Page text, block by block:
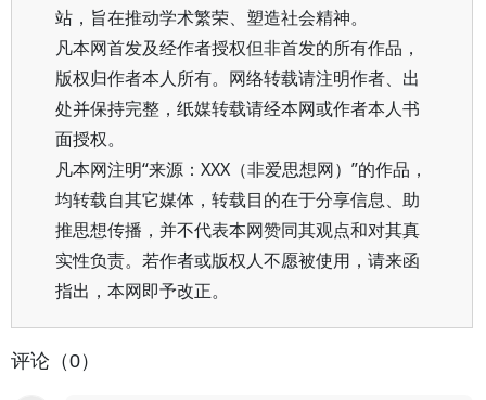
站，旨在推动学术繁荣、塑造社会精神。
凡本网首发及经作者授权但非首发的所有作品，
版权归作者本人所有。网络转载请注明作者、出
处并保持完整，纸媒转载请经本网或作者本人书
面授权。
凡本网注明“来源：XXX（非爱思想网）”的作品，
均转载自其它媒体，转载目的在于分享信息、助
推思想传播，并不代表本网赞同其观点和对其真
实性负责。若作者或版权人不愿被使用，请来函
指出，本网即予改正。
评论（0）